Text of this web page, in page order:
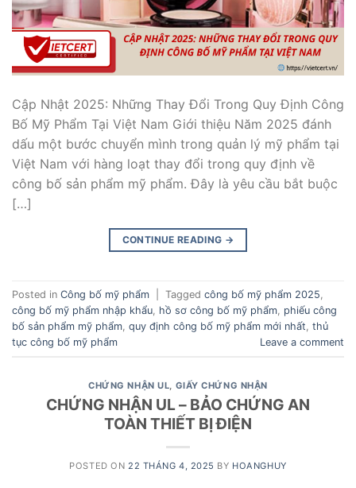
Cập Nhật 2025: Những Thay Đổi Trong Quy Định Công
Bố Mỹ Phẩm Tại Việt Nam Giới thiệu Năm 2025 đánh
dấu một bước chuyển mình trong quản lý mỹ phẩm tại
Việt Nam với hàng loạt thay đổi trong quy định về
công bố sản phẩm mỹ phẩm. Đây là yêu cầu bắt buộc
[…]
CONTINUE READING →
Posted in Công bố mỹ phẩm Tagged công bố mỹ phẩm 2025
công bố mỹ phẩm nhập khẩu hồ sơ công bố mỹ phẩm phiếu công
bố sản phẩm mỹ phẩm quy định công bố mỹ phẩm mới nhất thủ
tục công bố mỹ phẩm
Leave a comment
CHỨNG NHẬN UL, GIẤY CHỨNG NHẬN
CHỨNG NHẬN UL – BẢO CHỨNG AN
TOÀN THIẾT BỊ ĐIỆN
POSTED ON 22 THÁNG 4, 2025 BY HOANGHUY